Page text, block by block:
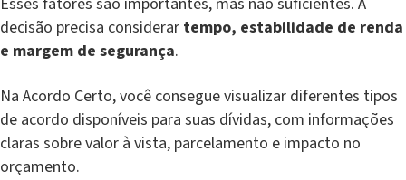
decisão precisa considerar tempo, estabilidade de renda
e margem de segurança.
Na Acordo Certo, você consegue visualizar diferentes tipos
de acordo disponíveis para suas dívidas, com informações
claras sobre valor à vista, parcelamento e impacto no
orçamento.